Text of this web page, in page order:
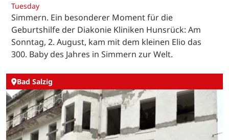
Tuesday
Simmern. Ein besonderer Moment für die
Geburtshilfe der Diakonie Kliniken Hunsrück: Am
Sonntag, 2. August, kam mit dem kleinen Elio das
300. Baby des Jahres in Simmern zur Welt.
Bad Salzig